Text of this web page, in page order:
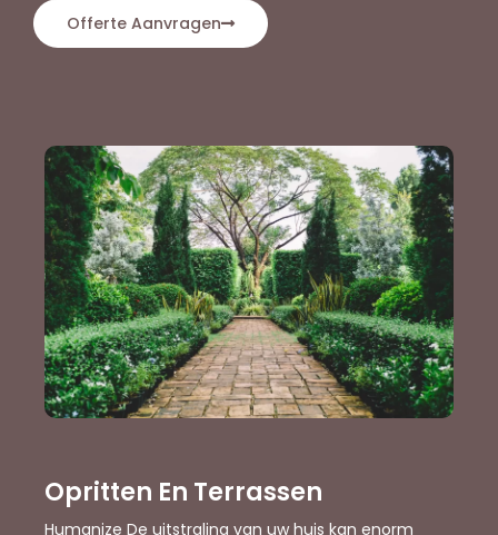
Offerte Aanvragen
Opritten En Terrassen
Humanize De uitstraling van uw huis kan enorm